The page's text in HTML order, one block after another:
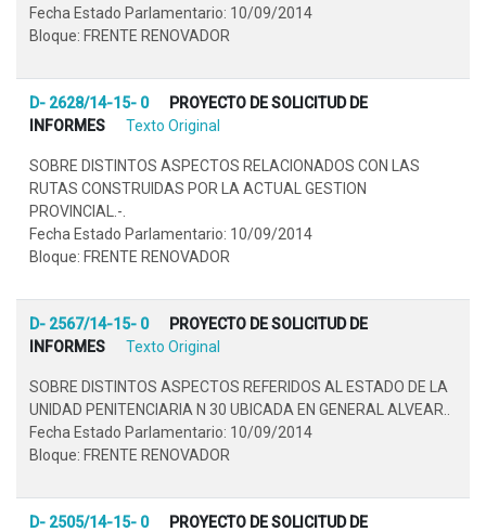
Fecha Estado Parlamentario: 10/09/2014
Bloque: FRENTE RENOVADOR
D- 2628/14-15- 0
PROYECTO DE SOLICITUD DE
INFORMES
Texto Original
SOBRE DISTINTOS ASPECTOS RELACIONADOS CON LAS
RUTAS CONSTRUIDAS POR LA ACTUAL GESTION
PROVINCIAL.-.
Fecha Estado Parlamentario: 10/09/2014
Bloque: FRENTE RENOVADOR
D- 2567/14-15- 0
PROYECTO DE SOLICITUD DE
INFORMES
Texto Original
SOBRE DISTINTOS ASPECTOS REFERIDOS AL ESTADO DE LA
UNIDAD PENITENCIARIA N 30 UBICADA EN GENERAL ALVEAR..
Fecha Estado Parlamentario: 10/09/2014
Bloque: FRENTE RENOVADOR
D- 2505/14-15- 0
PROYECTO DE SOLICITUD DE